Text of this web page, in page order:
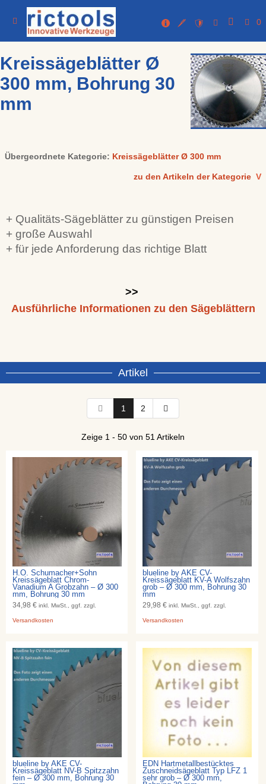
0
Kreissägeblätter Ø
300 mm, Bohrung 30
mm
Übergeordnete Kategorie: Kreissägeblätter Ø 300 mm
zu den Artikeln der Kategorie V
+ Qualitäts-Sägeblätter zu günstigen Preisen
+ große Auswahl
+ für jede Anforderung das richtige Blatt
>>
Ausführliche Informationen zu den Sägeblättern
Artikel
1 2
Zeige 1 - 50 von 51 Artikeln
H.O. Schumacher+Sohn
Kreissägeblatt Chrom-
Vanadium A Grobzahn – Ø 300
mm, Bohrung 30 mm
34,98 € inkl. MwSt., ggf. zzgl.
Versandkosten
blueline by AKE CV-
Kreissägeblatt KV-A Wolfszahn
grob – Ø 300 mm, Bohrung 30
mm
29,98 €inkl. MwSt., ggf. zzgl.
Versandkosten
blueline by AKE CV-
Kreissägeblatt NV-B Spitzzahn
fein – Ø 300 mm, Bohrung 30
EDN Hartmetallbestücktes
Zuschneidsägeblatt Typ LFZ 1
sehr grob – Ø 300 mm,